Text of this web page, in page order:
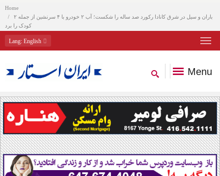
Home
باران و سیل در شرق کانادا رکورد صد ساله را شکست؛ آب ۲ خودرو با ۴ سرنشین از جمله ۲
کودک را برد
Lang: English
Menu